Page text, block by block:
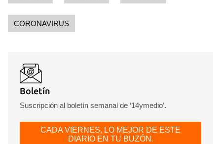
CORONAVIRUS
Boletín
Suscripción al boletín semanal de ‘14ymedio’.
CADA VIERNES, LO MEJOR DE ESTE
DIARIO EN TU BUZÓN.